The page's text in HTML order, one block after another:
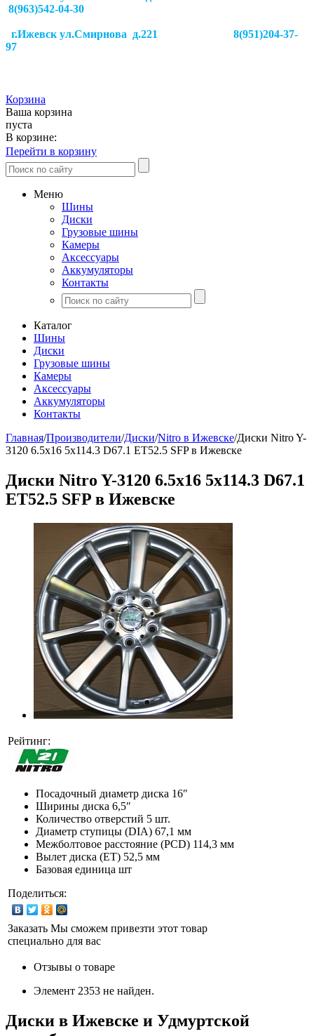
8(963)542-04-30
г.Ижевск ул.Смирнова д.221
8(951)204-37-
97
Корзина
Ваша корзина
пуста
В корзине:
Перейти в корзину
Меню
Шины
Диски
Грузовые шины
Камеры
Аксессуары
Аккумуляторы
Контакты
Каталог
Шины
Диски
Грузовые шины
Камеры
Аксессуары
Аккумуляторы
Контакты
Главная/Производители/Диски/Nitro в Ижевске/Диски Nitro Y-
3120 6.5x16 5x114.3 D67.1 ET52.5 SFP в Ижевске
Диски Nitro Y-3120 6.5x16 5x114.3 D67.1
ET52.5 SFP в Ижевске
Рейтинг:
Посадочный диаметр диска 16″
Ширины диска 6,5″
Количество отверстий 5 шт.
Диаметр ступицы (DIA) 67,1 мм
Межболтовое расстояние (PCD) 114,3 мм
Вылет диска (ET) 52,5 мм
Базовая единица шт
Поделиться:
Заказать Мы сможем привезти этот товар
специально для вас
Отзывы о товаре
Элемент 2353 не найден.
Диски в Ижевске и Удмуртской